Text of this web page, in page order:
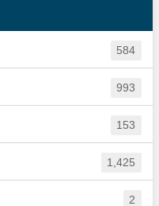
584
993
153
1,425
2